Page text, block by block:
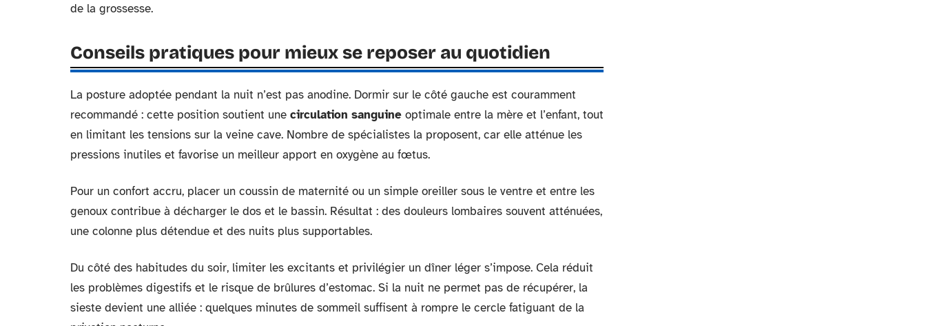
de la grossesse.
Conseils pratiques pour mieux se reposer au quotidien
La posture adoptée pendant la nuit n’est pas anodine. Dormir sur le côté gauche est couramment
recommandé : cette position soutient une circulation sanguine optimale entre la mère et l’enfant, tout
en limitant les tensions sur la veine cave. Nombre de spécialistes la proposent, car elle atténue les
pressions inutiles et favorise un meilleur apport en oxygène au fœtus.
Pour un confort accru, placer un coussin de maternité ou un simple oreiller sous le ventre et entre les
genoux contribue à décharger le dos et le bassin. Résultat : des douleurs lombaires souvent atténuées,
une colonne plus détendue et des nuits plus supportables.
Du côté des habitudes du soir, limiter les excitants et privilégier un dîner léger s’impose. Cela réduit
les problèmes digestifs et le risque de brûlures d’estomac. Si la nuit ne permet pas de récupérer, la
sieste devient une alliée : quelques minutes de sommeil suffisent à rompre le cercle fatiguant de la